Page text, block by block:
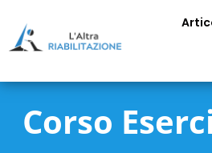
Corso